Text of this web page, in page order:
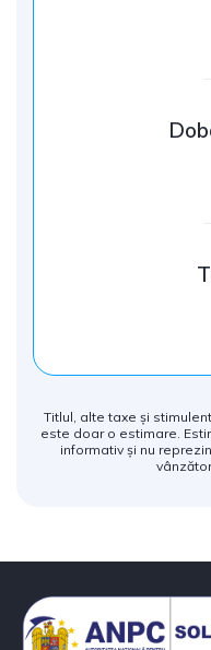
Titlul, alte taxe și
este doar o estimare.
informativ și nu